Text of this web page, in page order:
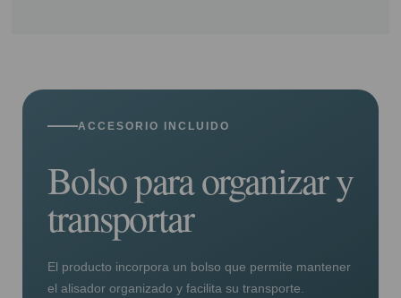
ACCESORIO INCLUIDO
Bolso para organizar y
transportar
El producto incorpora un bolso que permite mantener
el alisador organizado y facilita su transporte.